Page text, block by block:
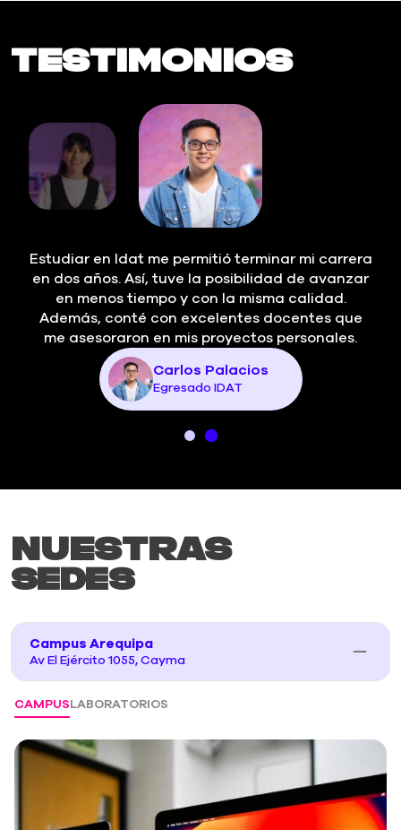
Testimonios
Estudiar en Idat me permitió terminar mi carrera
en dos años. Así, tuve la posibilidad de avanzar
en menos tiempo y con la misma calidad.
Además, conté con excelentes docentes que
me asesoraron en mis proyectos personales.
Carlos Palacios
Egresado IDAT
Nuestras
Sedes
Campus Arequipa
Av El Ejército 1055, Cayma
CAMPUSLABORATORIOS